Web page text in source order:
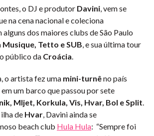
o DJ e produtor Davini, vem se
na cena nacional e coleciona
alguns dos maiores clubs de São Paulo
Musique, Tetto e SUB, e sua última tour
público da Croácia.
o artista fez uma mini-turnêno país
um barco que passou por sete
Mljet, Korkula, Vis, Hvar, Bol e Split.
de Hvar, Davini ainda se
beach club Hula Hula: “Sempre foi